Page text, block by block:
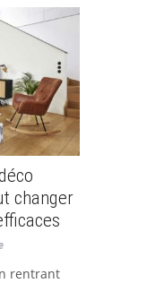
changer
rentrant